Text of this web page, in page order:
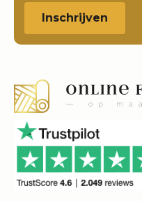
Inschrijven